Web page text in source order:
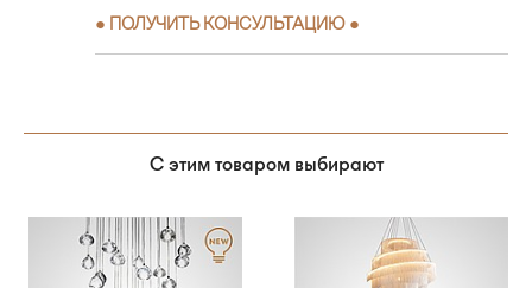
● ПОЛУЧИТЬ КОНСУЛЬТАЦИЮ ●
С этим товаром выбирают